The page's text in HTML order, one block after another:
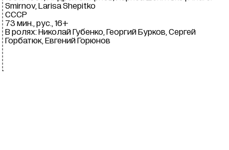
Smirnov, Larisa Shepitko
СССР
73 мин., рус., 16+
В ролях: Николай Губенко, Георгий Бурков, Сергей
Горбатюк, Евгений Горюнов